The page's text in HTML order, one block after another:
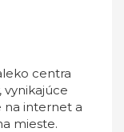
centra
vynikajúce
na internet a
mieste.